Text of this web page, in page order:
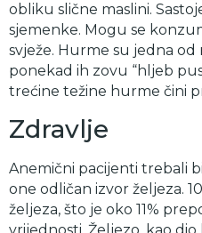
obliku slične maslini.
sjemenke. Mogu se
svježe. Hurme su jedna od
ponekad ih zovu “hljeb
trećine težine hurme čini
Zdravlje
Anemični pacijenti trebali
one odličan izvor željeza.
željeza, što je oko 11%